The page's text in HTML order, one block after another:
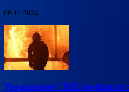
06.11.2024
Украинские СМИ сообщили